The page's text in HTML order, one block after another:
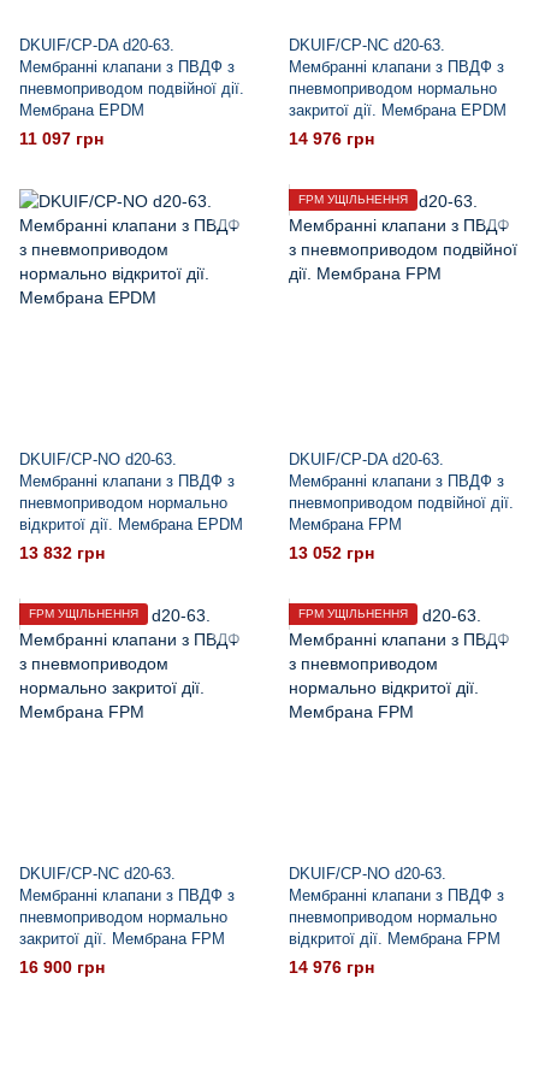
DKUIF/CP-DA d20-63.
Мембранні клапани з ПВДФ з
пневмоприводом подвійної дії.
Мембрана EPDM
11 097 грн
DKUIF/CP-NC d20-63.
Мембранні клапани з ПВДФ з
пневмоприводом нормально
закритої дії. Мембрана EPDM
14 976 грн
DKUIF/CP-NO d20-63.
Мембранні клапани з ПВДФ з
пневмоприводом нормально
відкритої дії. Мембрана EPDM
13 832 грн
FPM УЩІЛЬНЕННЯ
DKUIF/CP-DA d20-63.
Мембранні клапани з ПВДФ з
пневмоприводом подвійної дії.
Мембрана FPM
13 052 грн
FPM УЩІЛЬНЕННЯ
DKUIF/CP-NC d20-63.
Мембранні клапани з ПВДФ з
пневмоприводом нормально
закритої дії. Мембрана FPM
16 900 грн
FPM УЩІЛЬНЕННЯ
DKUIF/CP-NO d20-63.
Мембранні клапани з ПВДФ з
пневмоприводом нормально
відкритої дії. Мембрана FPM
14 976 грн